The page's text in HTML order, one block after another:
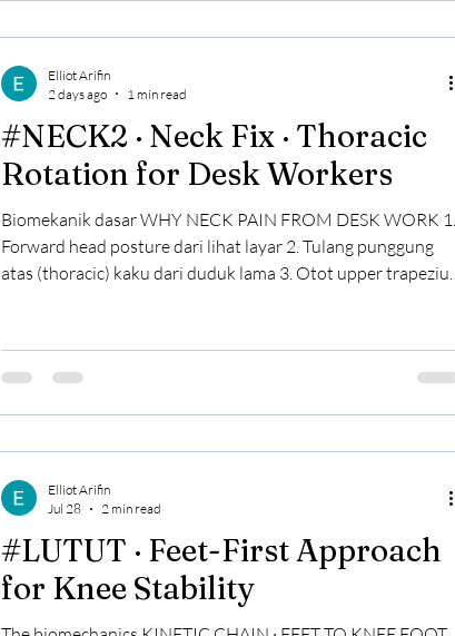
#NECK2 · Neck Fix · Thoracic
Rotation for Desk Workers
Biomekanik dasar WHY NECK PAIN FROM DESK WORK 1.
Forward head posture dari lihat layar 2. Tulang punggung
atas (thoracic) kaku dari duduk lama 3. Otot upper trapezius
neck itself The drill · Kneeling Thoracic Rotation Kneeling ·
hands and knees position Tangan kanan di belakang kepala ·
Elliot Arifin
2 days ago
1 min read
#LUTUT · Feet-First Approach
for Knee Stability
Elliot Arifin
Jul 28
2 min read